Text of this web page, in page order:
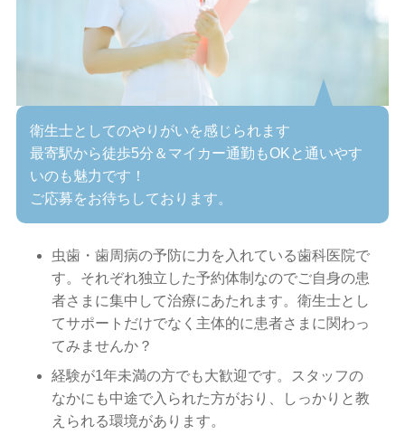
衛生士としてのやりがいを感じられます
最寄駅から徒歩5分＆マイカー通勤もOKと通いやす
いのも魅力です！
ご応募をお待ちしております。
虫歯・歯周病の予防に力を入れている歯科医院で
す。それぞれ独立した予約体制なのでご自身の患
者さまに集中して治療にあたれます。衛生士とし
てサポートだけでなく主体的に患者さまに関わっ
てみませんか？
経験が1年未満の方でも大歓迎です。スタッフの
なかにも中途で入られた方がおり、しっかりと教
えられる環境があります。